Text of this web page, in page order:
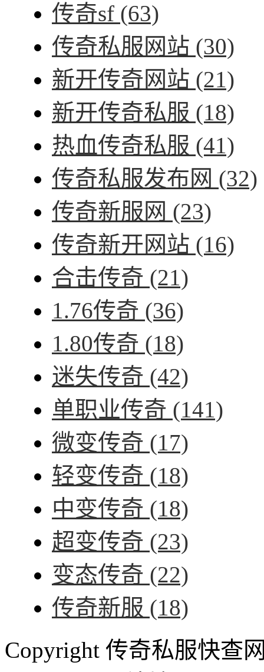
传奇sf (63)
传奇私服网站 (30)
新开传奇网站 (21)
新开传奇私服 (18)
热血传奇私服 (41)
传奇私服发布网 (32)
传奇新服网 (23)
传奇新开网站 (16)
合击传奇 (21)
1.76传奇 (36)
1.80传奇 (18)
迷失传奇 (42)
单职业传奇 (141)
微变传奇 (17)
轻变传奇 (18)
中变传奇 (18)
超变传奇 (23)
变态传奇 (22)
传奇新服 (18)
Copyright 传奇私服快查